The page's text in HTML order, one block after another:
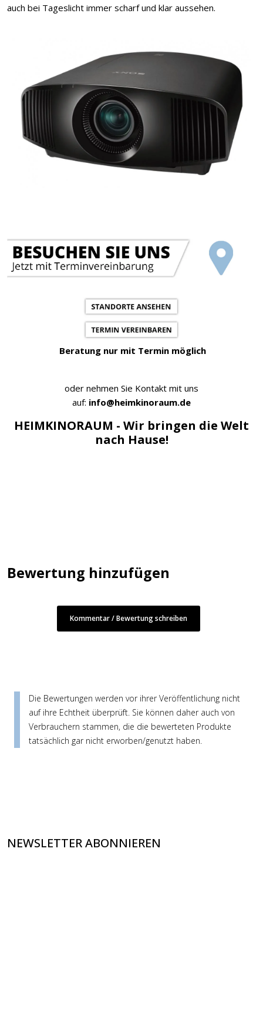
auch bei Tageslicht immer scharf und klar aussehen.
Beratung nur mit Termin möglich
oder nehmen Sie Kontakt mit uns
auf: info@heimkinoraum.de
HEIMKINORAUM - Wir bringen die Welt
nach Hause!
Bewertung hinzufügen
Kommentar / Bewertung schreiben
Die Bewertungen werden vor ihrer Veröffentlichung nicht
auf ihre Echtheit überprüft. Sie können daher auch von
Verbrauchern stammen, die die bewerteten Produkte
tatsächlich gar nicht erworben/genutzt haben.
NEWSLETTER ABONNIEREN